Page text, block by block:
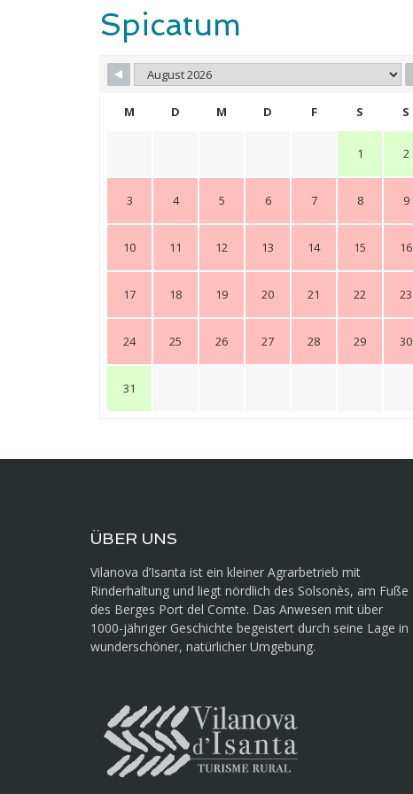
Spicatum
M D M D F S S
1 2
3 4 5 6 7 8 9
10 11 12 13 14 15 16
17 18 19 20 21 22 23
24 25 26 27 28 29 30
31
ÜBER UNS
Vilanova d’Isanta ist ein kleiner Agrarbetrieb mit
Rinderhaltung und liegt nördlich des Solsonès, am Fuße
des Berges Port del Comte. Das Anwesen mit über
1000-jähriger Geschichte begeistert durch seine Lage in
wunderschöner, natürlicher Umgebung.